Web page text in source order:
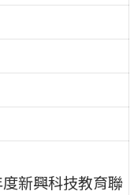
新興科技教育聯